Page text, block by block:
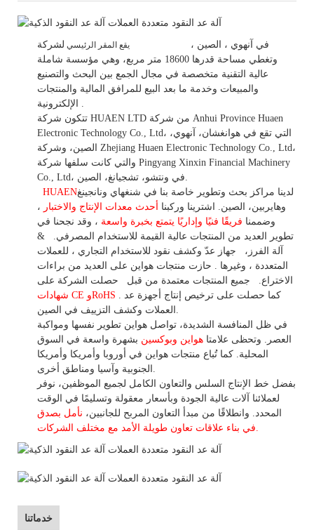
يقع المقر الرئيسي في آنهوي ، الصين ،
وتغطي مساحة قدرها 18600 متر مربع، وهي
مؤسسة شاملة
عالية التقنية متخصصة في مجال الجمع بين البحث والتصنيع
والمبيعات وخدمة ما بعد البيع للمرافق المالية والمنتجات
تتكون شركة HUAEN LTD من شركة Anhui Province Huaen
Electronic Technology Co., Ltd، التي تقع في هوانغشان، آنهوي،
الصين، وشركة Zhejiang Huaen Electronic Technology Co., Ltd،
والتي كانت سلفها شركة Pingyang Xinxin Financial Machinery
HUAENلدينا مراكز بحث وتطوير خاصة بنا في شنغهاي ونانجينغ
وهايربين، الصين. اشترينا وركبنا أحدث معدات الإنتاج والاختبار ،
وضممنا فريقًا فنيًا وإداريًا يتمتع بخبرة واسعة ، وقد نجحنا في
تطوير
العديد من المنتجات عالية القيمة للاستخدام المصرفي.
&
آلة الفرز،
جهاز عدّ وكشف نقود للاستخدام التجاري ، للعملات
المتعددة ، وغيرها
. حازت منتجات هواين على العديد من براءات
الاختراع.
جميع المنتجات معتمدة من قبل
حصلت الشركة على
شهادات CE وRoHS
في ظل المنافسة الشديدة، تواصل هواين تطوير نفسها ومواكبة
العصر. وتحظى علامتا هواين وبوكسين بشهرة واسعة في السوق
المحلية. كما تُباع منتجات هواين في أوروبا وأمريكا وأمريكا
بفضل خط الإنتاج السلس والتعاون الكامل لجميع الموظفين، نوفر
لعملائنا آلات عالية الجودة وبأسعار معقولة وتسليمًا في الوقت
المحدد. وانطلاقًا من مبدأ التعاون المربح للجانبين، نأمل بصدق
في بناء علاقات تعاون طويلة
خدماتنا